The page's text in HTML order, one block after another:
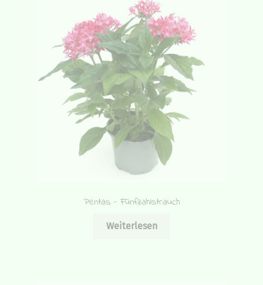
Pentas – Fünfzahlstrauch
Weiterlesen